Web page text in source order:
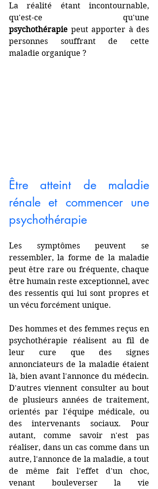
La réalité étant incontournable,
psychothérapie peut apporter à des
personnes souffrant de cette
maladie organique ?
Être atteint de maladie
rénale et commencer une
psychothérapie
Les symptômes peuvent se
ressembler, la forme de la maladie
peut être rare ou fréquente, chaque
être humain reste exceptionnel, avec
des ressentis qui lui sont propres et
un vécu forcément unique.
Des hommes et des femmes reçus en
psychothérapie réalisent au fil de
leur cure que des signes
annonciateurs de la maladie étaient
là, bien avant l'annonce du médecin.
D'autres viennent consulter au bout
de plusieurs années de traitement,
orientés par l'équipe médicale, ou
des intervenants sociaux. Pour
autant, comme savoir n'est pas
réaliser, dans un cas comme dans un
autre, l'annonce de la maladie, a tout
de même fait l'effet d'un choc,
venant bouleverser la vie